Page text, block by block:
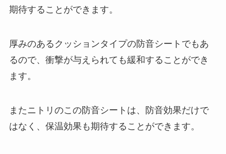
期待することができます。
厚みのあるクッションタイプの防音シートでもあ
るので、衝撃が与えられても緩和することができ
ます。
またニトリのこの防音シートは、防音効果だけで
はなく、保温効果も期待することができます。